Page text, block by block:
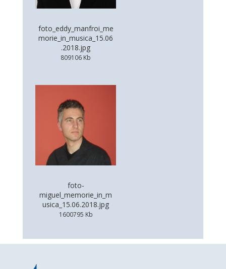
foto_eddy_manfroi_me
morie_in_musica_15.06
.2018.jpg
809106 Kb
foto-
miguel_memorie_in_m
usica_15.06.2018.jpg
1600795 Kb